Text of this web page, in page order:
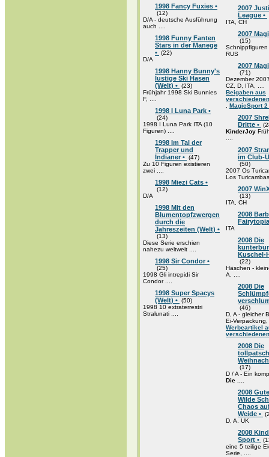
1998 Fancy Fuxies •
(12)
D/A - deutsche Ausführung
auch ....
1998 Funny Fanten
Stars in der Manege
• (22)
D/A
1998 Hanny Bunny's
lustige Ski Hasen
(Welt) • (23)
Frühjahr 1998 Ski Bunnies
F, ....
1998 I Luna Park •
(24)
1998 I Luna Park ITA (10
Figuren) ....
1998 Im Tal der
Trapper und
Indianer • (47)
Zu 10 Figuren existieren
zwei ....
1998 Miezi Cats •
(12)
D/A
1998 Mit den
Blumentopfzwergen
durch die
Jahreszeiten (Welt) •
(13)
Diese Serie erschien
nahezu weltweit ....
1998 Sir Condor •
(25)
1998 Gli intrepidi Sir
Condor ....
1998 Super Spacys
(Welt) • (50)
1998 10 extraterrestri
Stralunati ....
2007
League •
ITA, CH
2007
(15)
Schnippfiguren
RUS
2007
(71)
Dezember
CZ, D, ITA, ....
Beigaben aus
MagicSport 2
2007
Dritte •
KinderJoy
2007
im Club-
(50)
2007 Os
Los
2007
(13)
ITA, CH
2008
ITA
2008 Die
Kuschel-
(22)
Häschen -
A, ....
2008 Die
(46)
D, A - gleicher
Ei-
Werbeartikel
2008 Die
(17)
D / A - Ein
Die ....
2008
Wilde
Chaos
Weide •
D, A. UK
2008
Sport •
eine 5 teilige
Serie, ....